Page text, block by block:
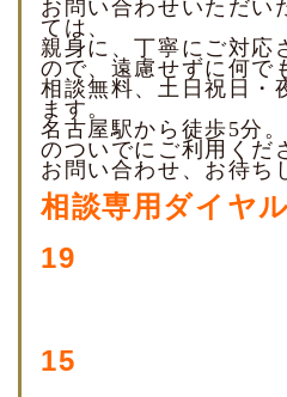
お問い合わせいただい
ては、
親身に、丁寧にご対応
ので、遠慮せずに何で
相談無料、土日祝日・
ます。
名古屋駅から徒歩5分
のついでにご利用くだ
お問い合わせ、お待ち
相談専用ダイヤ
19
052-
15